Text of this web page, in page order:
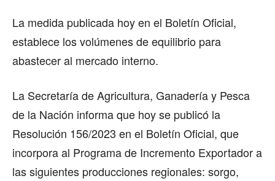
La medida publicada hoy en el Boletín Oficial,
establece los volúmenes de equilibrio para
abastecer al mercado interno.
La Secretaría de Agricultura, Ganadería y Pesca
de la Nación informa que hoy se publicó la
Resolución 156/2023 en el Boletín Oficial, que
incorpora al Programa de Incremento Exportador a
las siguientes producciones regionales: sorgo,